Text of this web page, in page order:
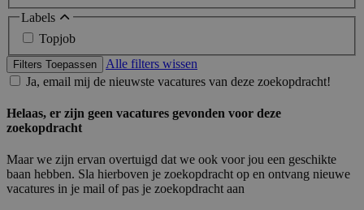
Labels
Topjob
Filters Toepassen
Alle filters wissen
Ja, email mij de nieuwste vacatures van deze zoekopdracht!
Helaas, er zijn geen vacatures gevonden voor deze
zoekopdracht
Maar we zijn ervan overtuigd dat we ook voor jou een geschikte
baan hebben. Sla hierboven je zoekopdracht op en ontvang nieuwe
vacatures in je mail of pas je zoekopdracht aan